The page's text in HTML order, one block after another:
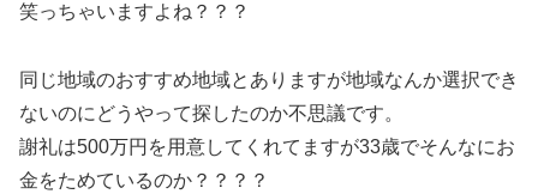
笑っちゃいますよね？？？
同じ地域のおすすめ地域とありますが地域なんか選択でき
ないのにどうやって探したのか不思議です。
謝礼は500万円を用意してくれてますが33歳でそんなにお
金をためているのか？？？？